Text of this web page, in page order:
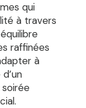
qui
à travers
raffinées
à
soirée